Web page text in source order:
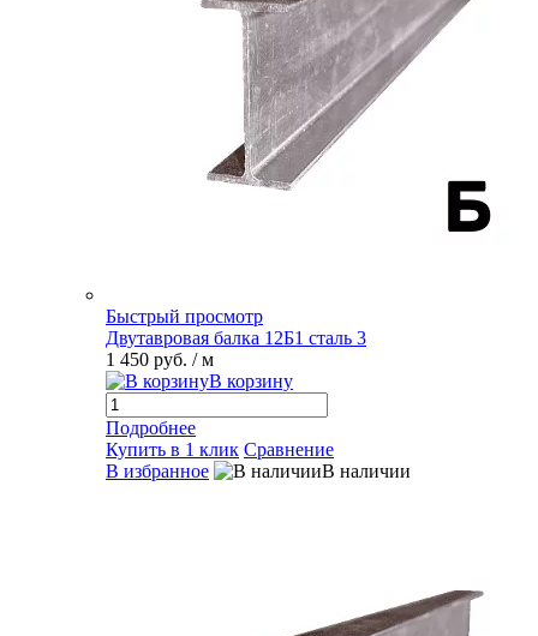
Быстрый просмотр
Двутавровая балка 12Б1 сталь 3
1 450 руб. / м
В корзину
Подробнее
Купить в 1 клик Сравнение
В избранное
В наличии